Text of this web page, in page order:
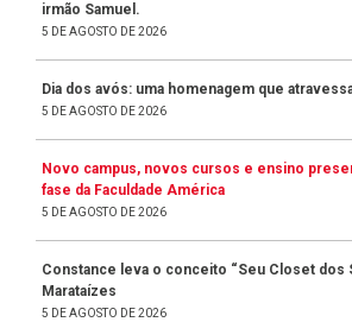
irmão Samuel.
5 DE AGOSTO DE 2026
Dia dos avós: uma homenagem que
5 DE AGOSTO DE 2026
Novo campus, novos cursos e ensino
fase da Faculdade América
5 DE AGOSTO DE 2026
Constance leva o conceito “Seu Closet dos
Marataízes
5 DE AGOSTO DE 2026